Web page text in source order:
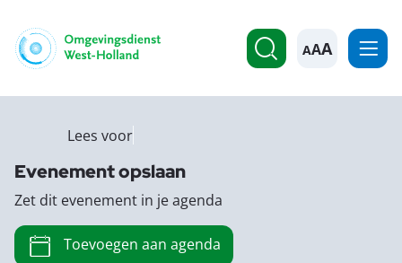
A
Lees voor
Evenement opslaan
Zet dit evenement in je agenda
Toevoegen aan agenda